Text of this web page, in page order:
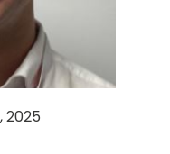
2025